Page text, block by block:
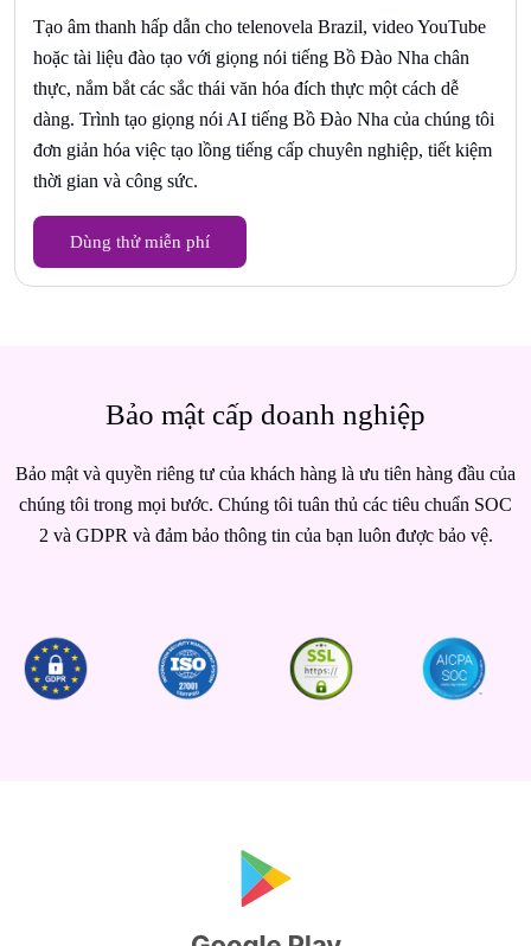
Tạo âm thanh hấp dẫn cho telenovela Brazil, video YouTube
hoặc tài liệu đào tạo với giọng nói tiếng Bồ Đào Nha chân
thực, nắm bắt các sắc thái văn hóa đích thực một cách dễ
dàng. Trình tạo giọng nói AI tiếng Bồ Đào Nha của chúng tôi
đơn giản hóa việc tạo lồng tiếng cấp chuyên nghiệp, tiết kiệm
thời gian và công sức.
Dùng thử miễn phí
Bảo mật cấp doanh nghiệp
Bảo mật và quyền riêng tư của khách hàng là ưu tiên hàng đầu của
chúng tôi trong mọi bước. Chúng tôi tuân thủ các tiêu chuẩn SOC
2 và GDPR và đảm bảo thông tin của bạn luôn được bảo vệ.